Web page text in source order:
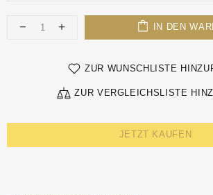
IN DEN
ZUR WUNSCHLISTE
ZUR VERGLEICHSLISTE
JETZT KAUFEN